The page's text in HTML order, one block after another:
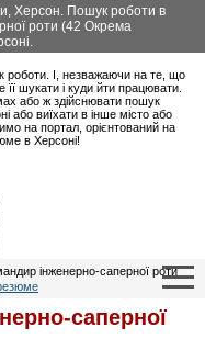
Херсон. Пошук роботи в
роти (42 Окрема
роботи. І, незважаючи на те, що
шукати і куди йти працювати.
або ж здійснювати пошук
або виїхати в інше місто або
на портал, орієнтований на
в Херсоні!
інженерно-саперної роти
саперної